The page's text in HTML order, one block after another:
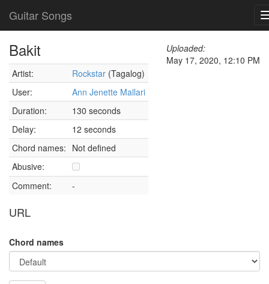
Guitar Songs
Bakit
Artist: Rockstar (Tagalog)
User:
Ann Jenette Mallari
Duration:
130 seconds
Delay:
12 seconds
Chord names: Not defined
Abusive:
Comment:
-
URL
Uploaded:
May 17, 2020, 12:10 PM
Chord names